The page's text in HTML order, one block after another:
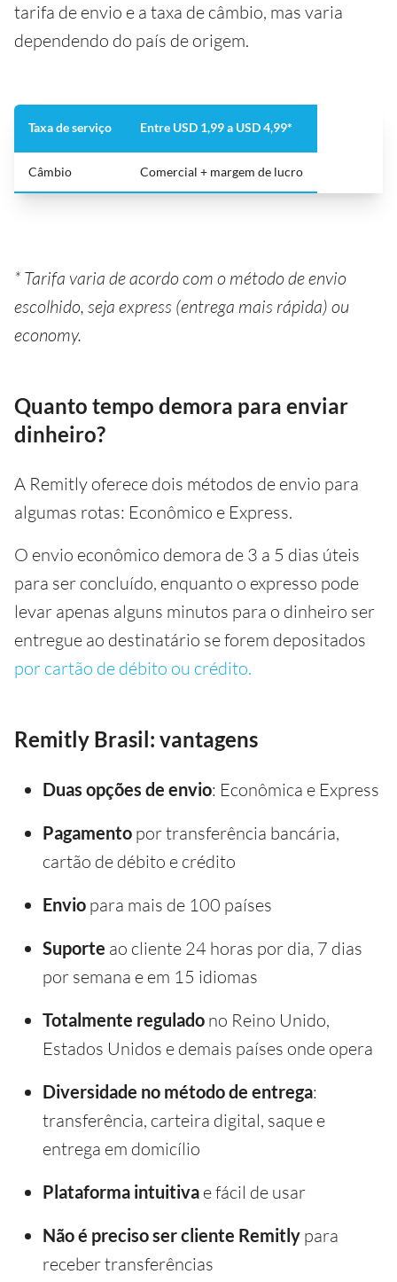
tarifa de envio e a taxa de câmbio, mas varia
dependendo do país de origem.
Taxa de serviço Entre USD 1,99 a USD 4,99*
Câmbio Comercial + margem de lucro
* Tarifa varia de acordo com o método de envio
escolhido, seja express (entrega mais rápida) ou
economy.
Quanto tempo demora para enviar
dinheiro?
A Remitly oferece dois métodos de envio para
algumas rotas: Econômico e Express.
O envio econômico demora de 3 a 5 dias úteis
para ser concluído, enquanto o expresso pode
levar apenas alguns minutos para o dinheiro ser
entregue ao destinatário se forem depositados
por cartão de débito ou crédito.
Remitly Brasil: vantagens
Duas opções de envio: Econômica e Express
Pagamento por transferência bancária,
cartão de débito e crédito
Envio para mais de 100 países
Suporte ao cliente 24 horas por dia, 7 dias
por semana e em 15 idiomas
Totalmente regulado no Reino Unido,
Estados Unidos e demais países onde opera
Diversidade no método de entrega:
transferência, carteira digital, saque e
entrega em domicílio
Plataforma intuitiva e fácil de usar
Não é preciso ser cliente Remitly para
receber transferências